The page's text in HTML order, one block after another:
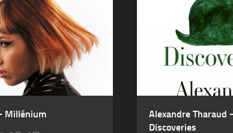
Millénium
Alexandre Tharaud
Discoveries